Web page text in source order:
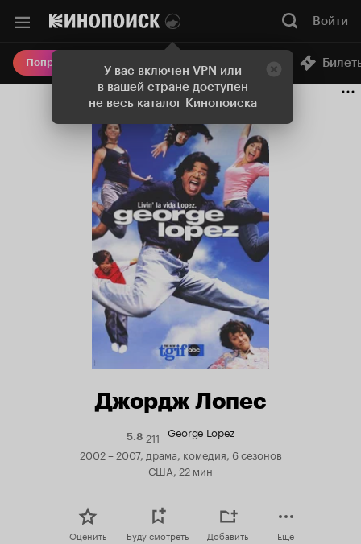
У вас включен VPN или
в вашей стране доступен
не весь каталог Кинопоиска
Войти
Попробовать Плюс Онлайн-кинотеатр
Джордж Лопес
5.8Рейтинг
Кинопоиска
5.8
211 George Lopez
2002 – 2007, драма, комедия, 6 сезонов
США, 22 мин
Оценить Буду смотреть Добавить Еще